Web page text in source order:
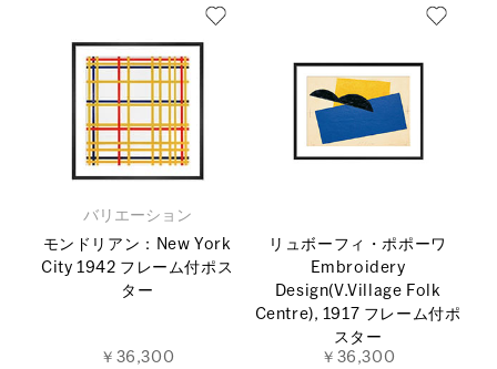
バリエーション
モンドリアン：New York
City 1942 フレーム付ポス
ター
￥36,300
リュボーフィ・ポポーワ
Embroidery
Design(V.Village Folk
Centre), 1917 フレーム付ポ
スター
￥36,300